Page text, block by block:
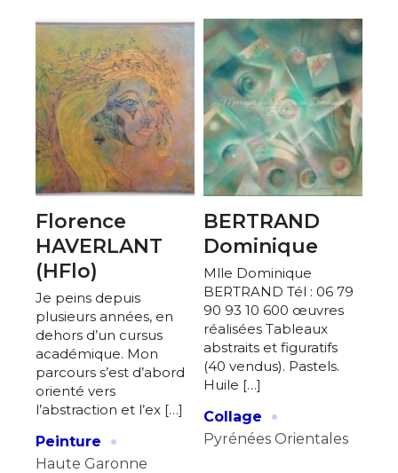
Florence
HAVERLANT
(HFlo)
Je peins depuis
plusieurs années, en
dehors d’un cursus
académique. Mon
parcours s’est d’abord
orienté vers
l’abstraction et l’ex […]
Peinture
·
Haute Garonne
BERTRAND
Dominique
Mlle Dominique
BERTRAND Tél : 06 79
90 93 10 600 œuvres
réalisées Tableaux
abstraits et figuratifs
(40 vendus). Pastels.
Huile […]
Collage
·
Pyrénées Orientales